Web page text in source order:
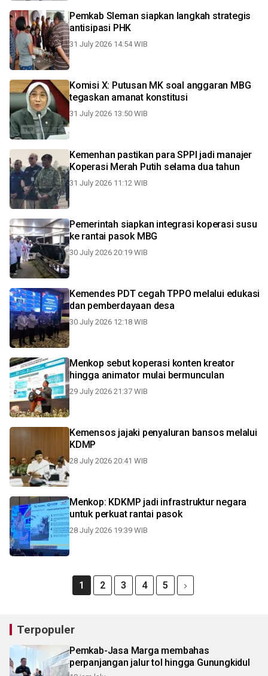
Pemkab Sleman siapkan langkah strategis
antisipasi PHK
31 July 2026 14:54 WIB
Komisi X: Putusan MK soal anggaran MBG
tegaskan amanat konstitusi
31 July 2026 13:50 WIB
Kemenhan pastikan para SPPI jadi manajer
Koperasi Merah Putih selama dua tahun
31 July 2026 11:12 WIB
Pemerintah siapkan integrasi koperasi susu
ke rantai pasok MBG
30 July 2026 20:19 WIB
Kemendes PDT cegah TPPO melalui edukasi
dan pemberdayaan desa
30 July 2026 12:18 WIB
Menkop sebut koperasi konten kreator
hingga animator mulai bermunculan
29 July 2026 21:37 WIB
Kemensos jajaki penyaluran bansos melalui
KDMP
28 July 2026 20:41 WIB
Menkop: KDKMP jadi infrastruktur negara
untuk perkuat rantai pasok
28 July 2026 19:39 WIB
1 2 3 4 5
Terpopuler
Pemkab-Jasa Marga membahas
perpanjangan jalur tol hingga Gunungkidul